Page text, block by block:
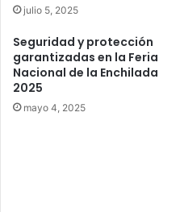
julio 5, 2025
Seguridad y protección
garantizadas en la Feria
Nacional de la Enchilada
2025
mayo 4, 2025